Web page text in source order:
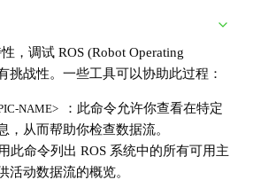
，调试 ROS (Robot Operating
挑战性。一些工具可以协助此过程：
NAME>
：此命令允许你查看在特定
，从而帮助你检查数据流。
此命令列出 ROS 系统中的所有可用主
活动数据流的概览。